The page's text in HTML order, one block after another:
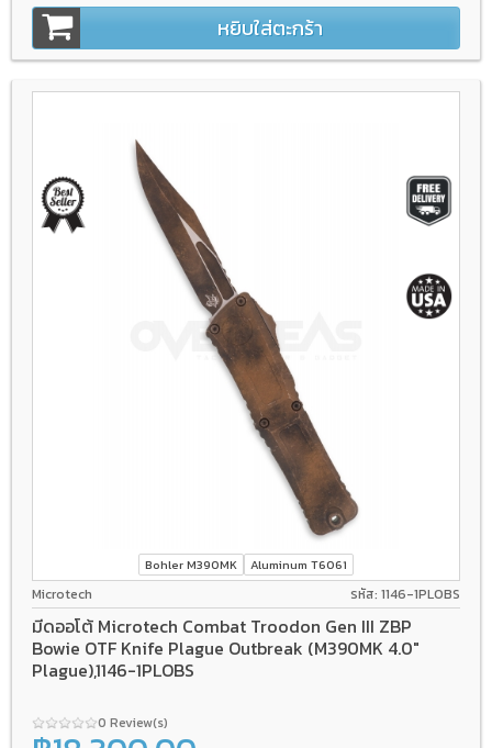
หยิบใส่ตะกร้า
Bohler M390MK Aluminum T6061
Microtech รหัส: 1146-1PLOBS
มีดออโต้ Microtech Combat Troodon Gen III ZBP
Bowie OTF Knife Plague Outbreak (M390MK 4.0"
Plague),1146-1PLOBS
0 Review(s)